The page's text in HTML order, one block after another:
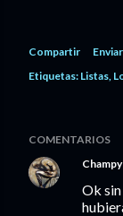
Compartir
Etiquetas: Listas
COMENTARIOS
Champy
Ok